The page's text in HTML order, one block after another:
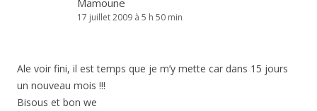
Mamoune
17 juillet 2009 à 5 h 50 min
Ale voir fini, il est temps que je m’y mette car dans 15 jours
un nouveau mois !!!
Bisous et bon we